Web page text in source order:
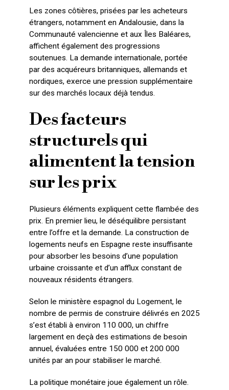
Les zones côtières, prisées par les acheteurs
étrangers, notamment en Andalousie, dans la
Communauté valencienne et aux Îles Baléares,
affichent également des progressions
soutenues. La demande internationale, portée
par des acquéreurs britanniques, allemands et
nordiques, exerce une pression supplémentaire
sur des marchés locaux déjà tendus.
Des facteurs
structurels qui
alimentent la tension
sur les prix
Plusieurs éléments expliquent cette flambée des
prix. En premier lieu, le déséquilibre persistant
entre l’offre et la demande. La construction de
logements neufs en Espagne reste insuffisante
pour absorber les besoins d’une population
urbaine croissante et d’un afflux constant de
nouveaux résidents étrangers.
Selon le ministère espagnol du Logement, le
nombre de permis de construire délivrés en 2025
s’est établi à environ 110 000, un chiffre
largement en deçà des estimations de besoin
annuel, évaluées entre 150 000 et 200 000
unités par an pour stabiliser le marché.
La politique monétaire joue également un rôle.